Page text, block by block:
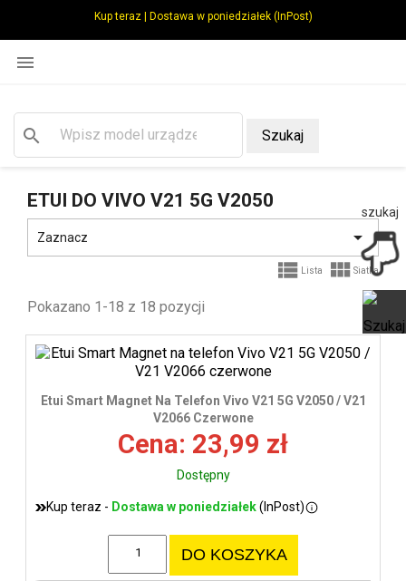
Kup teraz | Dostawa w poniedziałek (InPost)

search Szukaj
ETUI DO VIVO V21 5G V2050
Zaznacz 
 Lista  Siatka
Pokazano 1-18 z 18 pozycji
Etui Smart Magnet Na Telefon Vivo V21 5G V2050 / V21
V2066 Czerwone
Cena: 23,99 zł
Dostępny
Kup teraz - Dostawa w poniedziałek(InPost)
DO KOSZYKA
szukaj